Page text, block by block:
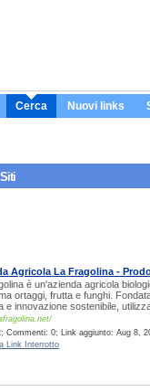
Cerca Nuovi links
Agricola La Fragolina -
è un'azienda agricola
ortaggi, frutta e funghi.
e innovazione sostenibile,
Commenti: 0; Link aggiunto: Aug 8,
Link Interrotto